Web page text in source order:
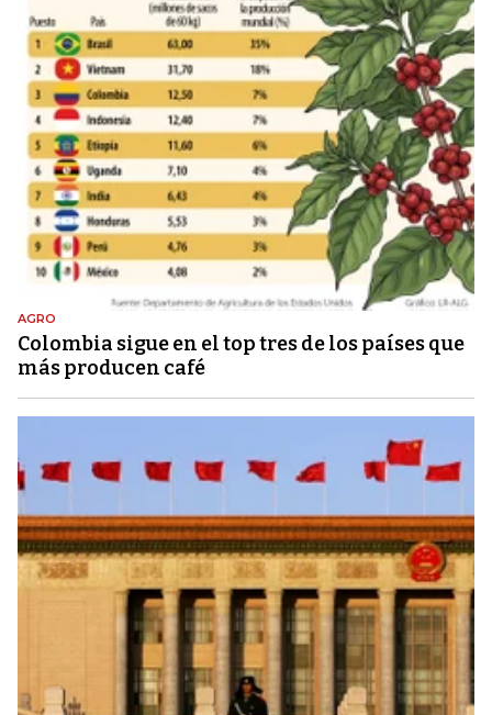
AGRO
Colombia sigue en el top tres de los países que
más producen café